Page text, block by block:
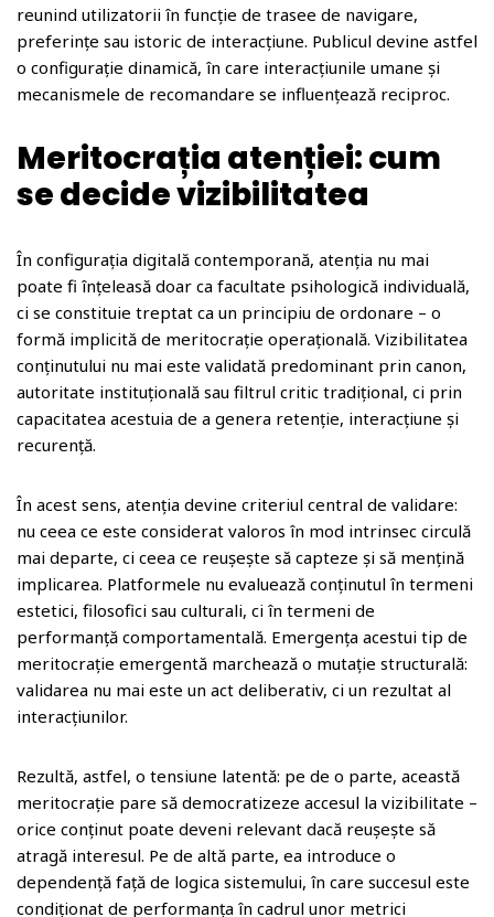
reunind utilizatorii în funcție de trasee de navigare,
preferințe sau istoric de interacțiune. Publicul devine astfel
o configurație dinamică, în care interacțiunile umane și
mecanismele de recomandare se influențează reciproc.
Meritocrația atenției: cum
se decide vizibilitatea
În configurația digitală contemporană, atenția nu mai
poate fi înțeleasă doar ca facultate psihologică individuală,
ci se constituie treptat ca un principiu de ordonare – o
formă implicită de meritocrație operațională. Vizibilitatea
conținutului nu mai este validată predominant prin canon,
autoritate instituțională sau filtrul critic tradițional, ci prin
capacitatea acestuia de a genera retenție, interacțiune și
recurență.
În acest sens, atenția devine criteriul central de validare:
nu ceea ce este considerat valoros în mod intrinsec circulă
mai departe, ci ceea ce reușește să capteze și să mențină
implicarea. Platformele nu evaluează conținutul în termeni
estetici, filosofici sau culturali, ci în termeni de
performanță comportamentală. Emergența acestui tip de
meritocrație emergentă marchează o mutație structurală:
validarea nu mai este un act deliberativ, ci un rezultat al
interacțiunilor.
Rezultă, astfel, o tensiune latentă: pe de o parte, această
meritocrație pare să democratizeze accesul la vizibilitate –
orice conținut poate deveni relevant dacă reușește să
atragă interesul. Pe de altă parte, ea introduce o
dependență față de logica sistemului, în care succesul este
condiționat de performanța în cadrul unor metrici